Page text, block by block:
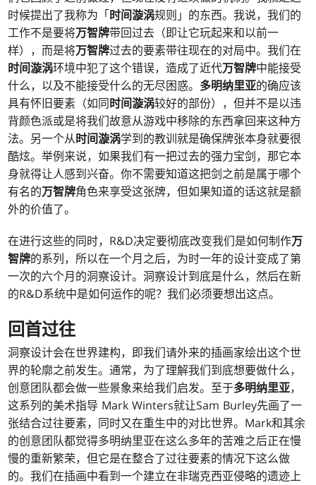
时候提出了我称为「时间漩涡规则」的东西。我说，我们的
工作不是要将万智牌带回过去（即让它玩起来和以前一
样），而是将万智牌过去的要素带往现在的对局中。我们在
时间漩涡环境中犯了这个错误，造成了近代万智牌中能接受
什么，以及不能接受什么的无尽困惑。 多明纳里亚的确应该
具有怀旧要素（如同时间漩涡较好的部份），但并不是以违
背颜色派或是将我们故意从游戏中移除的东西拿回来这种方
法。另一个从时间漩涡学到的教训就是确保牌张本身就要很
酷炫。举例来说，如果我们有一把过去的强力宝剑，那它本
身就得让人感到兴奋。你不需要知道这把剑之前是属于哪个
有名的万智牌角色来享受这张牌，但如果知道的话这就是额
外的价值了。
在进行这些的同时，R&D决定要彻底改变我们是如何制作万
智牌的系列，所以在一个月之后，为时一年的设计变成了第
一次的六个月的洞察设计。洞察设计到底是什么，然后在新
的R&D系统中是如何运作的呢？我们必须要想出这点。
回首过往
洞察设计会在世界建构，即我们请外来的插画家绘出这个世
界的轮廓之前发生。通常，为了理解我们到底想要做什么，
创意团队都会做一些景象来给我们启发。至于多明纳里亚，
这系列的美术指导 Mark Winters就让Sam Burley先画了一
张结合过往要素，同时又在重生中的对比世界。Mark和其余
的创意团队都觉得多明纳里亚在这么多年的苦难之后正在慢
慢的重新繁荣，但它是在整合了过往要素的情况下这么做
的。我们在插画中看到一个建立在非瑞克西亚侵略的遗迹上